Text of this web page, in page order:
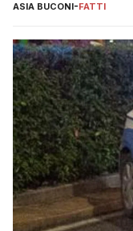
ASIA BUCONI-FATTI